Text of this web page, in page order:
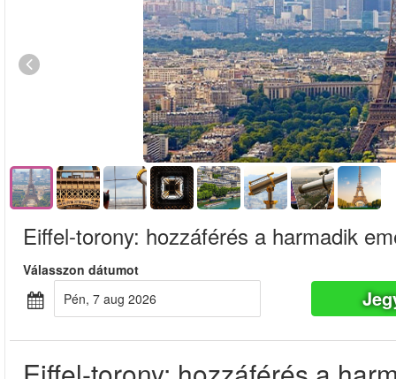
Eiffel-torony: hozzáférés a harmadik
Válasszon dátumot
pén, 7 aug 2026